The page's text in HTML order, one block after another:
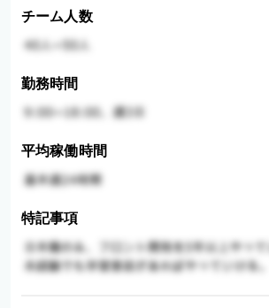
チーム人数
勤務時間
平均稼働時間
特記事項